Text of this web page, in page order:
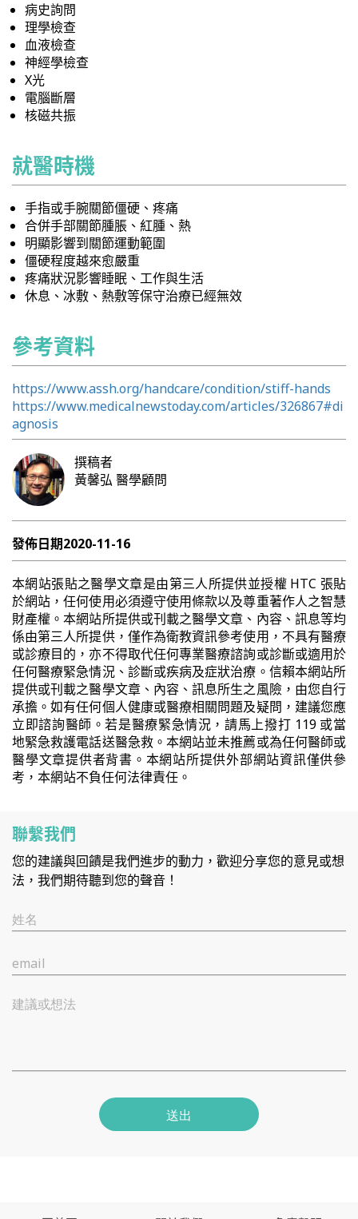
病史詢問
理學檢查
血液檢查
神經學檢查
X光
電腦斷層
核磁共振
就醫時機
手指或手腕關節僵硬、疼痛
合併手部關節腫脹、紅腫、熱
明顯影響到關節運動範圍
僵硬程度越來愈嚴重
疼痛狀況影響睡眠、工作與生活
休息、冰敷、熱敷等保守治療已經無效
參考資料
https://www.assh.org/handcare/condition/stiff-hands
https://www.medicalnewstoday.com/articles/326867#di
agnosis
撰稿者
黃馨弘 醫學顧問
發佈日期2020-11-16
本網站張貼之醫學文章是由第三人所提供並授權 HTC 張貼
於網站，任何使用必須遵守使用條款以及尊重著作人之智慧
財產權。本網站所提供或刊載之醫學文章、內容、訊息等均
係由第三人所提供，僅作為衛教資訊參考使用，不具有醫療
或診療目的，亦不得取代任何專業醫療諮詢或診斷或適用於
任何醫療緊急情況、診斷或疾病及症狀治療。信賴本網站所
提供或刊載之醫學文章、內容、訊息所生之風險，由您自行
承擔。如有任何個人健康或醫療相關問題及疑問，建議您應
立即諮詢醫師。若是醫療緊急情況，請馬上撥打 119 或當
地緊急救護電話送醫急救。本網站並未推薦或為任何醫師或
醫學文章提供者背書。本網站所提供外部網站資訊僅供參
考，本網站不負任何法律責任。
聯繫我們
您的建議與回饋是我們進步的動力，歡迎分享您的意見或想
法，我們期待聽到您的聲音！
姓名
email
建議或想法
送出